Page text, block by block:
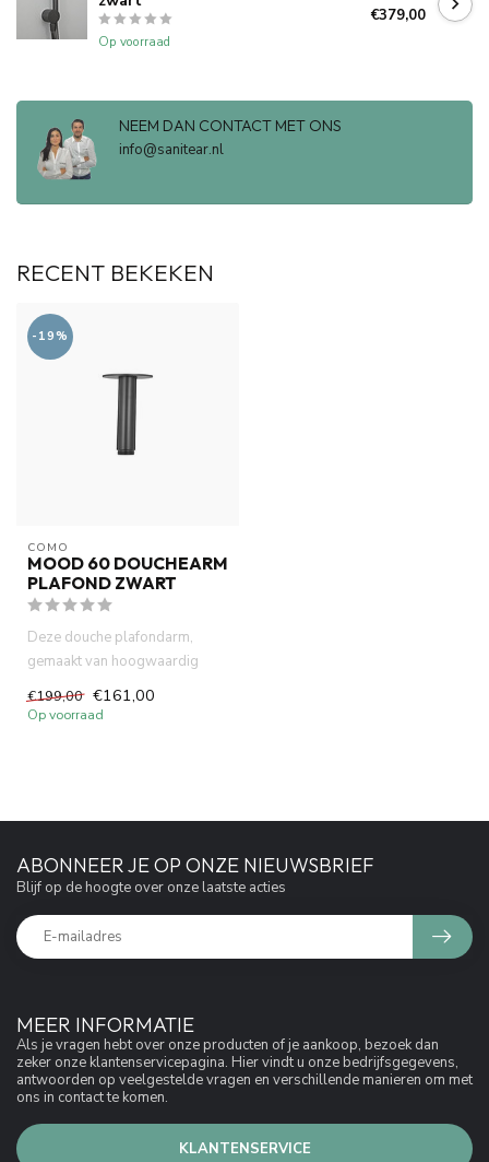
Op voorraad
€379,00
NEEM DAN CONTACT MET ONS
info@sanitear.nl
RECENT BEKEKEN
-19%
COMO
MOOD 60 DOUCHEARM
PLAFOND ZWART
Deze douche plafondarm,
gemaakt van hoogwaardig
messing, heeft deze plafond
douc...
€199,00 €161,00
Op voorraad
MEER INFORMATIE
Als je vragen hebt over onze producten of je aankoop, bezoek dan
zeker onze klantenservicepagina. Hier vindt u onze bedrijfsgegevens,
antwoorden op veelgestelde vragen en verschillende manieren om met
ons in contact te komen.
KLANTENSERVICE
ABONNEER JE OP ONZE NIEUWSBRIEF
Blijf op de hoogte over onze laatste acties